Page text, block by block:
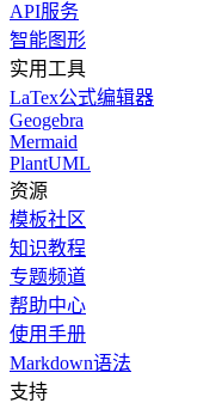
API服务
智能图形
实用工具
LaTex公式编辑器
Geogebra
Mermaid
PlantUML
资源
模板社区
知识教程
专题频道
帮助中心
使用手册
Markdown语法
支持